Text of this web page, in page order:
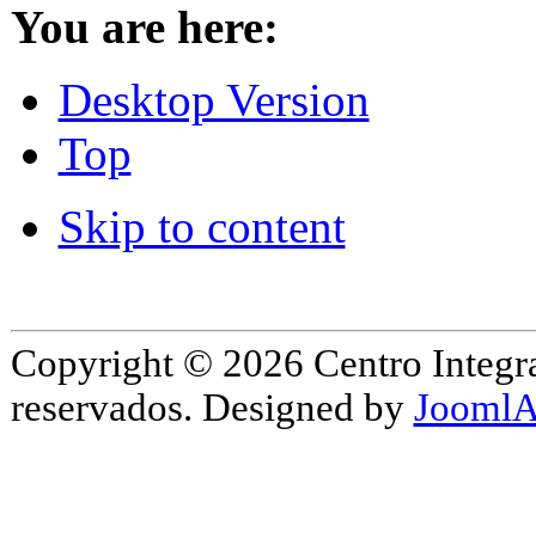
You are here:
Desktop Version
Top
Skip to content
Copyright © 2026 Centro
reservados. Designed by